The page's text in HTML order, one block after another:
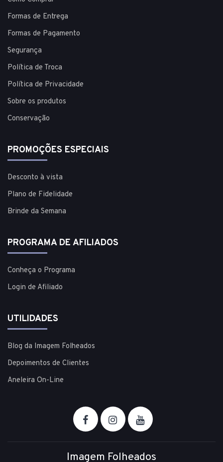
Formas de Entrega
Formas de Pagamento
Segurança
Política de Troca
Política de Privacidade
Sobre os produtos
Conservação
PROMOÇÕES ESPECIAIS
Desconto à vista
Plano de Fidelidade
Brinde da Semana
PROGRAMA DE AFILIADOS
Conheça o Programa
Login de Afiliado
UTILIDADES
Blog da Imagem Folheados
Depoimentos de Clientes
Aneleira On-Line
Imagem Folheados